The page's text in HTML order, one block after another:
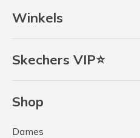
Winkels
Skechers VIP⭐
Shop
Dames